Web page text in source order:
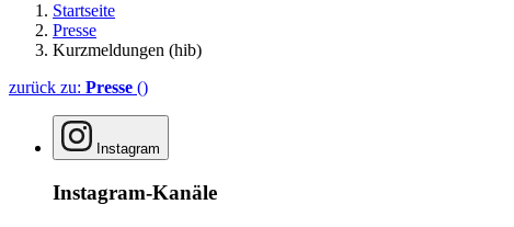
Startseite
Presse
Kurzmeldungen (hib)
zurück zu: Presse ()
Instagram
Instagram-Kanäle